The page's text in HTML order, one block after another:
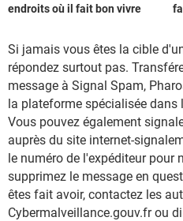
endroits où il fait bon vivre
Si jamais vous êtes la cible
répondez surtout pas.
message à Signal Spam,
la plateforme spécialisée dans
Vous pouvez également
auprès du site internet-
le numéro de l'expéditeur pour
supprimez le message en
êtes fait avoir, contactez les
Cybermalveillance.gouv.fr ou